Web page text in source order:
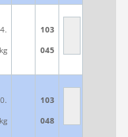
103
045
103
048